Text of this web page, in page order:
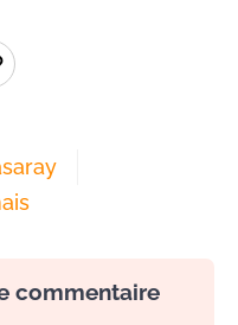
commentaire